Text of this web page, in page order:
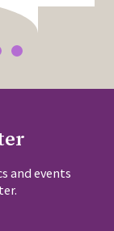
and events